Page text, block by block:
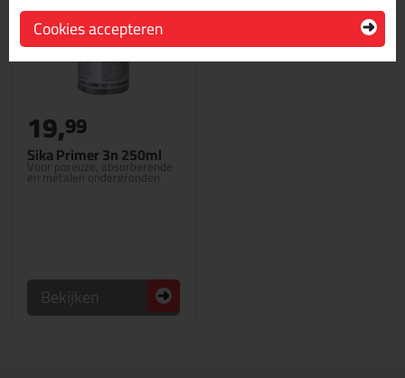
Sika Primer 3n 250ml
Voor poreuze, absorberende
en metalen ondergronden
19,99
Bekijken
Cookies accepteren